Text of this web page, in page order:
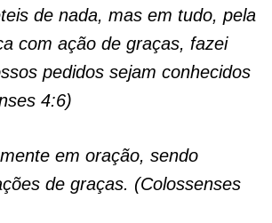
de nada, mas em tudo, pela
com ação de graças, fazei
pedidos sejam conhecidos
4:6)
em oração, sendo
de graças. (Colossenses